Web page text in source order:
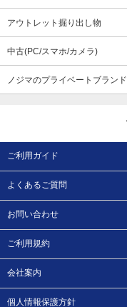
アウトレット掘り出し物
中古(PC/スマホ/カメラ)
ノジマのプライベートブランド
ご利用ガイド
よくあるご質問
お問い合わせ
ご利用規約
会社案内
個人情報保護方針